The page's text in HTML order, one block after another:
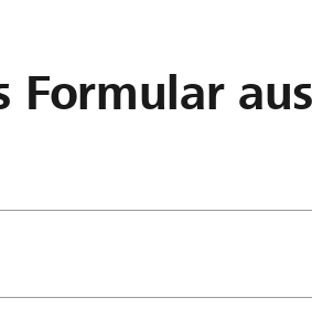
Formular